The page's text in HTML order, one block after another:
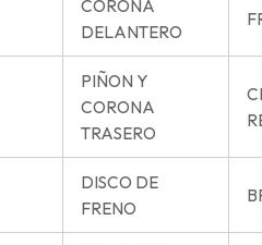
CORONA
DELANTERO
PIÑON Y
CORONA
TRASERO
DISCO DE
FRENO